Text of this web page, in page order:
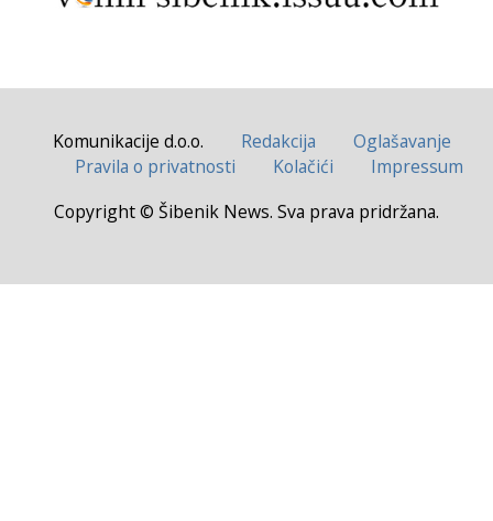
Komunikacije d.o.o. Redakcija
Oglašavanje
Pravila o privatnosti
Kolačići
Impressum
Copyright © Šibenik News. Sva prava pridržana.